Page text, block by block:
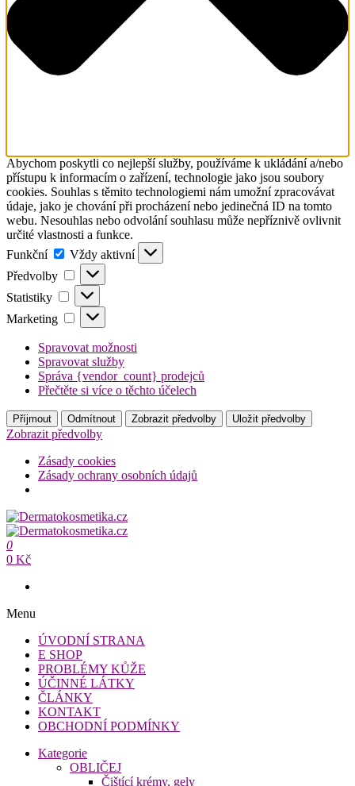
Abychom poskytli co nejlepší služby, používáme k ukládání a/nebo
přístupu k informacím o zařízení, technologie jako jsou soubory
cookies. Souhlas s těmito technologiemi nám umožní zpracovávat
údaje, jako je chování při procházení nebo jedinečná ID na tomto
webu. Nesouhlas nebo odvolání souhlasu může nepříznivě ovlivnit
určité vlastnosti a funkce.
Funkční
Funkční
Vždy aktivní
Předvolby
Předvolby
Statistiky Statistiky
Marketing Marketing
Spravovat možnosti
Spravovat služby
Správa {vendor_count} prodejců
Přečtěte si více o těchto účelech
Příjmout Odmítnout Zobrazit předvolby Uložit předvolby
Zobrazit předvolby
Zásady cookies
Zásady ochrany osobních údajů
Přeskočit
na
obsah
Dermatokosmetika.cz
Dermatokosmetika.cz
0
0 Kč
Menu
ÚVODNÍ STRANA
E SHOP
PROBLÉMY KŮŽE
ÚČINNÉ LÁTKY
ČLÁNKY
KONTAKT
OBCHODNÍ PODMÍNKY
Kategorie
OBLIČEJ
Čištící krémy, gely